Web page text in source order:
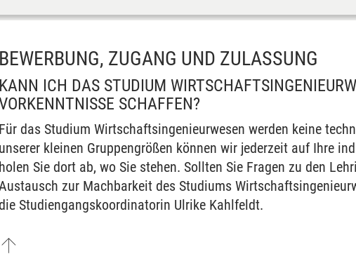
Zertifikatsstudium
Weiterbildung
Studieninteressierte
Studierende
Angebote für Unternehmen
Termine & Veranstaltungen
Projekte
Team
BEWERBUNG, ZUGANG UND ZULASSUNG
KANN ICH DAS STUDIUM
SCHAFFEN?
Für das Studium Wirtschaftsingenieurwesen werden keine
unserer kleinen Gruppengrößen können wir jederzeit auf Ihre
holen Sie dort ab, wo Sie stehen. Sollten Sie Fragen zu den
zur Machbarkeit des Studiums
die Studiengangskoordinatorin Ulrike Kahlfeldt.